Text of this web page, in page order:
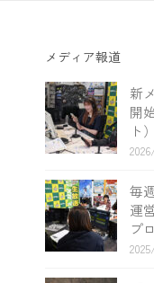
メディア報道
新
開
ト）
毎
運
プ